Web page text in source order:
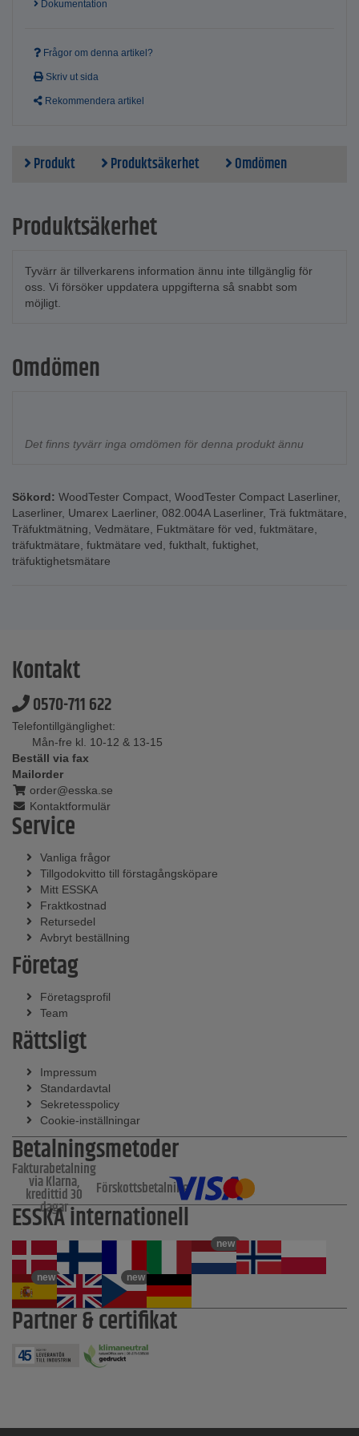
Arbetstemperatur - 0 °C till +40 °C
Strömförsörjning - 1 x 6LR61 9V
Mått (B x H x D): 58 mm x 120 mm x 30 mm
Dokumentation
Frågor om denna artikel?
Skriv ut sida
Rekommendera artikel
Produkt Produktsäkerhet Omdömen
Produktsäkerhet
Tyvärr är tillverkarens information ännu inte tillgänglig för
oss. Vi försöker uppdatera uppgifterna så snabbt som
möjligt.
Omdömen
Det finns tyvärr inga omdömen för denna produkt ännu
Sökord: WoodTester Compact, WoodTester Compact Laserliner,
Laserliner, Umarex Laerliner, 082.004A Laserliner, Trä fuktmätare,
Träfuktmätning, Vedmätare, Fuktmätare för ved, fuktmätare,
träfuktmätare, fuktmätare ved, fukthalt, fuktighet,
träfuktighetsmätare
Kontakt
0570-711 622
Telefontillgänglighet:
Mån-fre kl. 10-12 & 13-15
Beställ via fax
Mailorder
order@esska.se
Kontaktformulär
Service
Vanliga frågor
Tillgodokvitto till förstagångsköpare
Mitt ESSKA
Fraktkostnad
Retursedel
Avbryt beställning
Företag
Företagsprofil
Team
Rättsligt
Impressum
Standardavtal
Sekretesspolicy
Cookie-inställningar
Betalningsmetoder
Fakturabetalning
via Klarna,
kredittid 30
dagar
Förskottsbetalning
ESSKA internationell
new
new new
Partner & certifikat